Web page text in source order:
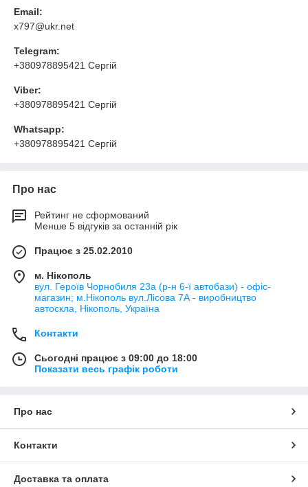
Email:
x797@ukr.net
Telegram:
+380978895421 Сергій
Viber:
+380978895421 Сергій
Whatsapp:
+380978895421 Сергій
Про нас
Рейтинг не сформований
Менше 5 відгуків за останній рік
Працює з 25.02.2010
м. Нікополь
вул. Героїв Чорнобиля 23а (р-н 6-ї автобази) - офіс-
магазин; м.Нікополь вул.Лісова 7А - виробництво
автоскла, Нікополь, Україна
Контакти
Сьогодні працює з 09:00 до 18:00
Показати весь графік роботи
Про нас
Контакти
Доставка та оплата